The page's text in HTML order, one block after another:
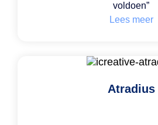
voldoen”
Lees meer
Atradius